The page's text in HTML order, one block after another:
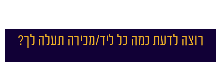
רוצה לדעת כמה כל ליד/מכירה תעלה לך?